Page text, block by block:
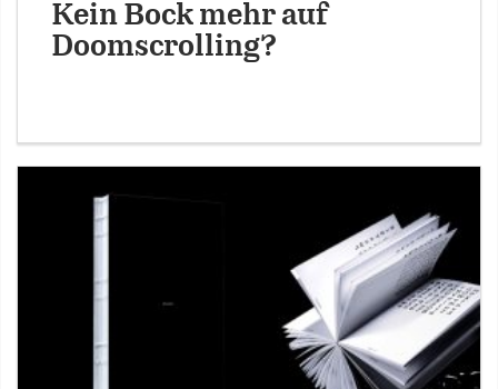
Kein Bock mehr auf
Doomscrolling?